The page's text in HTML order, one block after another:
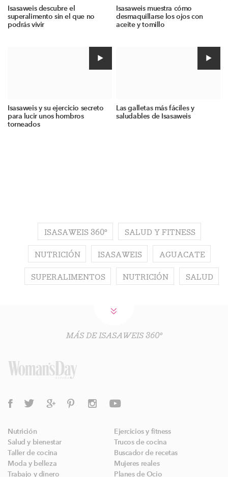
Isasaweis descubre el
superalimento sin el que no
podrás vivir
Isasaweis muestra cómo
desmaquillarse los ojos con
aceite y tomillo
Isasaweis y su ejercicio secreto
para lucir unos hombros
torneados
Las galletas más fáciles y
saludables de Isasaweis
ISASAWEIS 360º SALUD Y FITNESS
NUTRICIÓN ISASAWEIS AGUACATE
SUPERALIMENTOS NUTRICIÓN SALUD
MÁS DE ISASAWEIS 360º
Nutrición
Ejercicios y fitness
Salud y bienestar
Trucos de cocina
Taller de cocina
Buscador de recetas
Moda y belleza
Mujeres reales
Trabajo y dinero
Planes de Ocio